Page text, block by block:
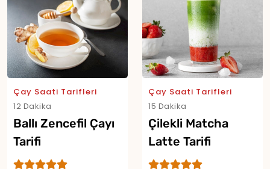
Çay Saati Tarifleri
12 Dakika
Ballı Zencefil Çayı
Tarifi
Çay Saati Tarifleri
15 Dakika
Çilekli Matcha
Latte Tarifi